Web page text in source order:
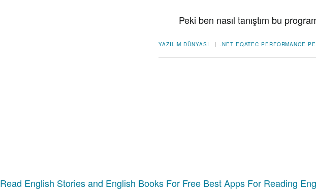
Peki ben nasıl tanıştım bu
YAZILIM DÜNYASI |.NET EQATEC PERFORMANCE
Read English Stories and English Books For Free Best Apps For Reading